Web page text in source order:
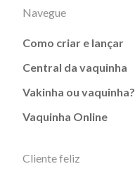
Navegue
Como criar e lançar
Central da vaquinha
Vakinha ou vaquinha?
Vaquinha Online
Cliente feliz